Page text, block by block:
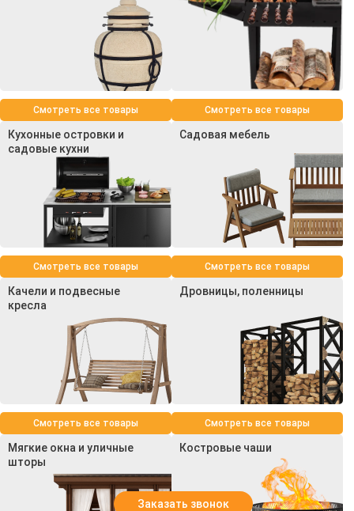
Смотреть все товары Смотреть все товары
Кухонные островки и
садовые кухни
Смотреть все товары
Садовая мебель
Смотреть все товары
Качели и подвесные
кресла
Смотреть все товары
Дровницы, поленницы
Смотреть все товары
Мягкие окна и уличные
шторы
Костровые чаши
Заказать звонок